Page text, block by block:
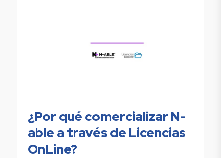
¿Por qué comercializar N-
able a través de Licencias
OnLine?